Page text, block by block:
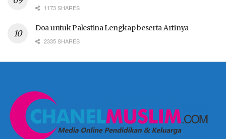
1173 SHARES
Doa untuk Palestina Lengkap beserta Artinya
2335 SHARES